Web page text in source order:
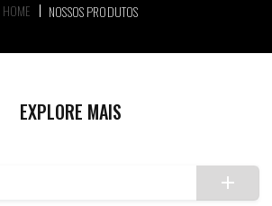
HOME NOSSOS PRODUTOS
EXPLORE MAIS